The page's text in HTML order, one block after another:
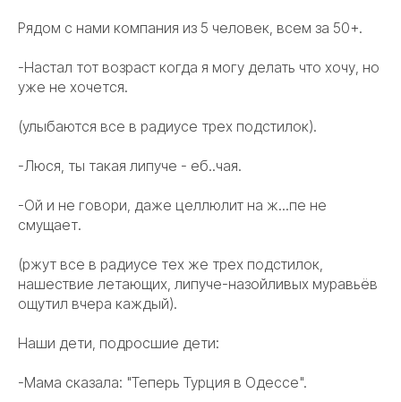
Рядом с нами компания из 5 человек, всем за 50+.
-Настал тот возраст когда я могу делать что хочу, но
уже не хочется.
(улыбаются все в радиусе трех подстилок).
-Люся, ты такая липуче - еб..чая.
-Ой и не говори, даже целлюлит на ж...пе не
смущает.
(ржут все в радиусе тех же трех подстилок,
нашествие летающих, липуче-назойливых муравьёв
ощутил вчера каждый).
Наши дети, подросшие дети:
-Мама сказала: "Теперь Турция в Одессе".